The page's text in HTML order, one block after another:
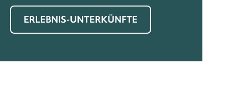
ERLEBNIS-UNTERKÜNFTE